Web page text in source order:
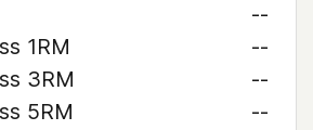
--
1RM
--
3RM
--
5RM
--